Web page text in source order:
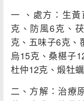
一 、處方：生
克、防風6克、
克、五味子6克、
烏15克、桑椹子
杜仲12克、煅牡
二、方解：治療